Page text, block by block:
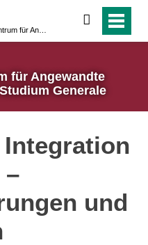
suchen
für Angewandte
Generale
und